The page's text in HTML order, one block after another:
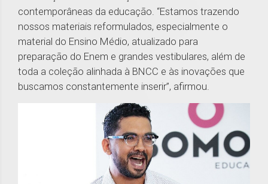
contemporâneas da educação. “Estamos trazendo
nossos materiais reformulados, especialmente o
material do Ensino Médio, atualizado para
preparação do Enem e grandes vestibulares, além de
toda a coleção alinhada à BNCC e às inovações que
buscamos constantemente inserir”, afirmou.